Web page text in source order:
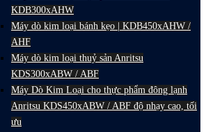
KDB300xAHW
Máy dò kim loại bánh kẹo | KDB450xAHW /
AHF
Máy dò kim loại thuỷ sản Anritsu
KDS300xABW / ABF
Máy Dò Kim Loại cho thực phẩm đông lạnh
Anritsu KDS450xABW / ABF độ nhạy cao, tối
ưu